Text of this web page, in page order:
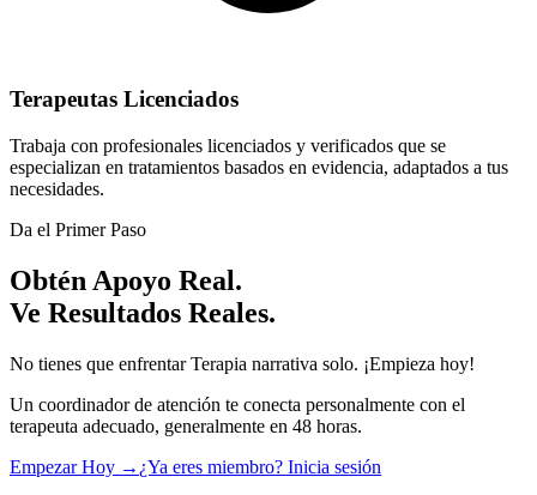
Terapeutas Licenciados
Trabaja con profesionales licenciados y verificados que se
especializan en tratamientos basados en evidencia, adaptados a tus
necesidades.
Da el Primer Paso
Obtén Apoyo Real.
Ve Resultados Reales.
No tienes que enfrentar Terapia narrativa solo. ¡Empieza hoy!
Un coordinador de atención te conecta personalmente con el
terapeuta adecuado, generalmente en 48 horas.
Empezar Hoy → ¿Ya eres miembro? Inicia sesión